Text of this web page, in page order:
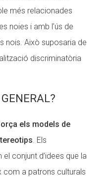
més relacionades
noies i amb l’ús de
nois. Això suposaria de
discriminatòria
els models de
. Els
conjunt d’idees que la
a patrons culturals